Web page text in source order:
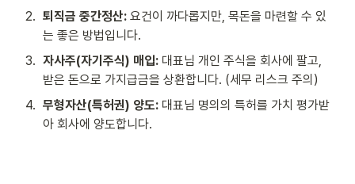
2. 퇴직금 중간정산: 요건이 까다롭지만, 목돈을 마련할 수 있
는 좋은 방법입니다.
3. 자사주(자기주식) 매입: 대표님 개인 주식을 회사에 팔고,
받은 돈으로 가지급금을 상환합니다. (세무 리스크 주의)
4. 무형자산(특허권) 양도: 대표님 명의의 특허를 가치 평가받
아 회사에 양도합니다.